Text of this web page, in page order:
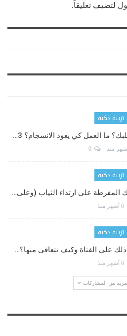
لتضيف تعليقاً.
تربية ذكية
ما العمل كي يعود الانسجام؟ 3…
0
تربية ذكية
على ارتداء الثياب (وعلى…
6 أشهر منذ
تربية ذكية
على الفتاة وكيف تتعافى منها؟…
6 أشهر منذ
من المشاركات